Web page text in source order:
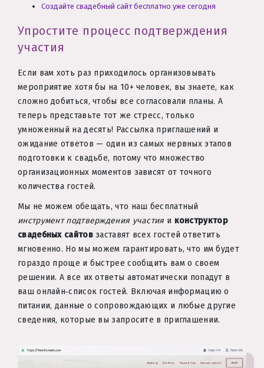
Создайте свадебный сайт бесплатно уже сегодня
Упростите процесс подтверждения
участия
Если вам хоть раз приходилось организовывать
мероприятие хотя бы на 10+ человек, вы знаете, как
сложно добиться, чтобы все согласовали планы. А
теперь представьте тот же стресс, только
умноженный на десять! Рассылка приглашений и
ожидание ответов — один из самых нервных этапов
подготовки к свадьбе, потому что множество
организационных моментов зависят от точного
количества гостей.
Мы не можем обещать, что наш бесплатный
инструмент подтверждения участия и конструктор
свадебных сайтовзаставят всех гостей ответить
мгновенно. Но мы можем гарантировать, что им будет
гораздо проще и быстрее сообщить вам о своем
решении. А все их ответы автоматически попадут в
ваш онлайн‑список гостей. Включая информацию о
питании, данные о сопровождающих и любые другие
сведения, которые вы запросите в приглашении.